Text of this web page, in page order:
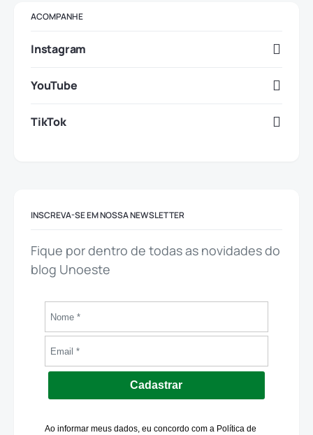
ACOMPANHE
Instagram
YouTube
TikTok
INSCREVA-SE EM NOSSA NEWSLETTER
Fique por dentro de todas as novidades do
blog Unoeste
Cadastrar
Ao informar meus dados, eu concordo com a Política de